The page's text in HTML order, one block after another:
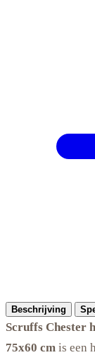
Beschrijving
Scruffs Chester
75x60 cm is een